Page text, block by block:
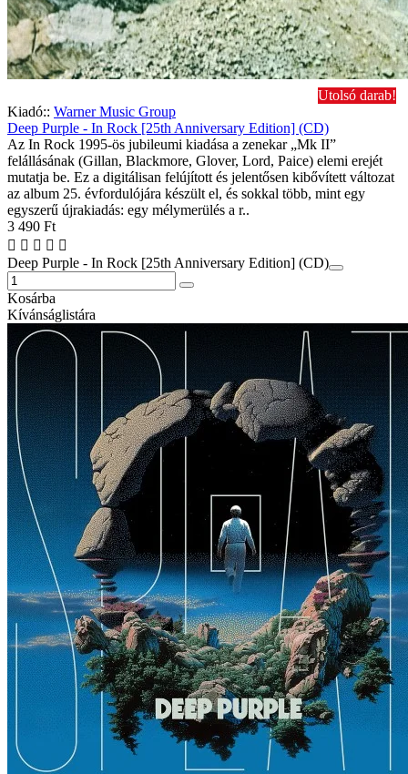
Utolsó darab!
Kiadó:: Warner Music Group
Deep Purple - In Rock [25th Anniversary Edition] (CD)
Az In Rock 1995-ös jubileumi kiadása a zenekar „Mk II”
felállásának (Gillan, Blackmore, Glover, Lord, Paice) elemi erejét
mutatja be. Ez a digitálisan felújított és jelentősen kibővített változat
az album 25. évfordulójára készült el, és sokkal több, mint egy
egyszerű újrakiadás: egy mélymerülés a r..
3 490 Ft
Deep Purple - In Rock [25th Anniversary Edition] (CD)
Kosárba
Kívánságlistára